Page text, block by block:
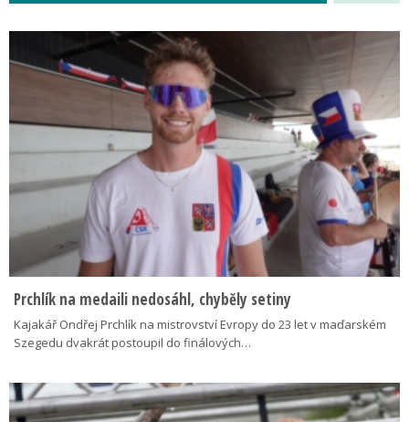
Prchlík na medaili nedosáhl, chyběly setiny
Kajakář Ondřej Prchlík na mistrovství Evropy do 23 let v maďarském
Szegedu dvakrát postoupil do finálových…